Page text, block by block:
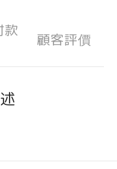
款
顧客評價